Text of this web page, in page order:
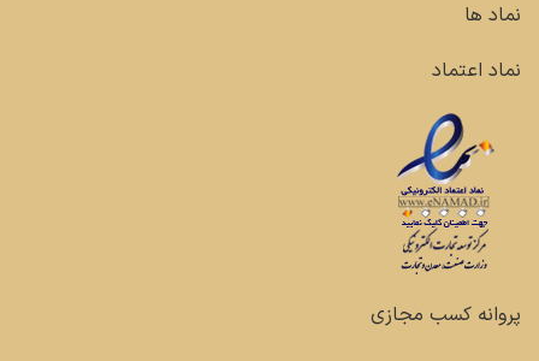
نماد ها
نماد اعتماد
پروانه کسب مجازی